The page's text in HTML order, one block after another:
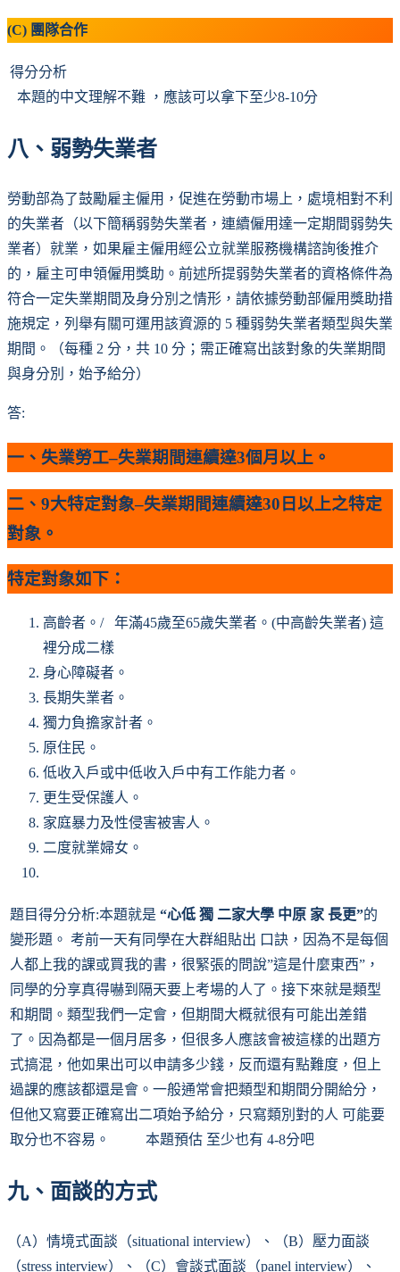
(C) 團隊合作
得分分析
本題的中文理解不難 ，應該可以拿下至少8-10分
八、弱勢失業者
勞動部為了鼓勵雇主僱用，促進在勞動市場上，處境相對不利
的失業者（以下簡稱弱勢失業者，連續僱用達一定期間弱勢失
業者）就業，如果雇主僱用經公立就業服務機構諮詢後推介
的，雇主可申領僱用獎助。前述所提弱勢失業者的資格條件為
符合一定失業期間及身分別之情形，請依據勞動部僱用獎助措
施規定，列舉有關可運用該資源的 5 種弱勢失業者類型與失業
期間。（每種 2 分，共 10 分；需正確寫出該對象的失業期間
與身分別，始予給分）
答:
一、失業勞工–失業期間連續達3個月 以上。
二、9大特定對象–失業期間連續達30日以上之特定
對象。
特定對象如下：
高齡者。/ 年滿45歲至65歲失業者。(中高齡失業者) 這
裡分成二樣
身心障礙者。
長期失業者。
獨力負擔家計者。
原住民。
低收入戶或中低收入戶中有工作能力者。
更生受保護人。
家庭暴力及性侵害被害人。
二度就業婦女。
題目得分分析:本題就是 “心低 獨 二家大學 中原 家 長更”的
變形題。 考前一天有同學在大群組貼出 口訣，因為不是每個
人都上我的課或買我的書，很緊張的問說”這是什麼東西”，
同學的分享真得嚇到隔天要上考場的人了。接下來就是類型
和期間。類型我們一定會，但期間大概就很有可能出差錯
了。因為都是一個月居多，但很多人應該會被這樣的出題方
式搞混，他如果出可以申請多少錢，反而還有點難度，但上
過課的應該都還是會。一般通常會把類型和期間分開給分，
但他又寫要正確寫出二項始予給分，只寫類別對的人 可能要
取分也不容易。 本題預估 至少也有 4-8分吧
九、面談的方式
（A）情境式面談（situational interview）、（B）壓力面談
（stress interview）、（C）會談式面談（panel interview）、